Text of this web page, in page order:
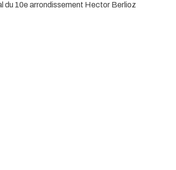
du 10e arrondissement Hector Berlioz